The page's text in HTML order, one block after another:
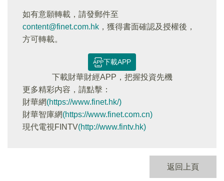
如有意願轉載，請發郵件至
content@finet.com.hk ，獲得書面確認及授權後，
方可轉載。
下載APP
下載財華財經APP，把握投資先機
更多精彩内容，請點擊：
財華網(https://www.finet.hk/)
財華智庫網(https://www.finet.com.cn)
現代電視FINTV(http://www.fintv.hk)
返回上頁